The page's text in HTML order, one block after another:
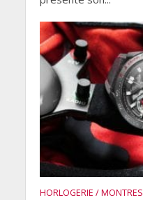
HORLOGERIE / MONTRES